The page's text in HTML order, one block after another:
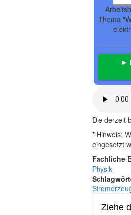
Thema
►
Die derzeit
* Hinweis:
eingesetzt
Fachliche
Physik